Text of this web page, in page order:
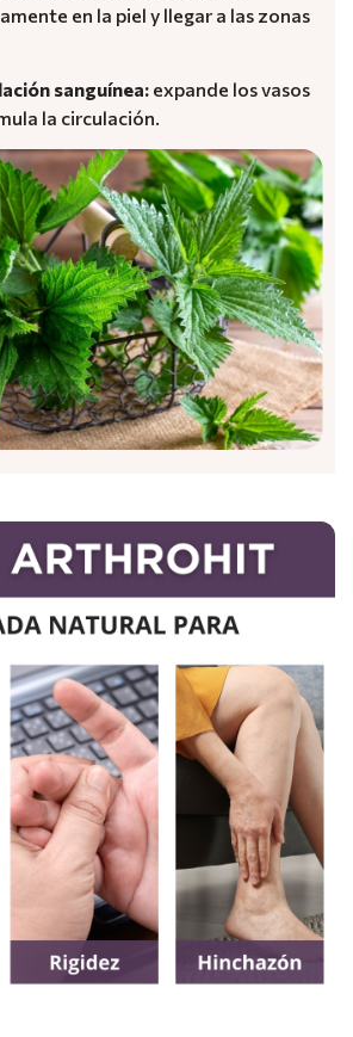
en la piel y llegar a las zonas
sanguínea: expande los vasos
la circulación.